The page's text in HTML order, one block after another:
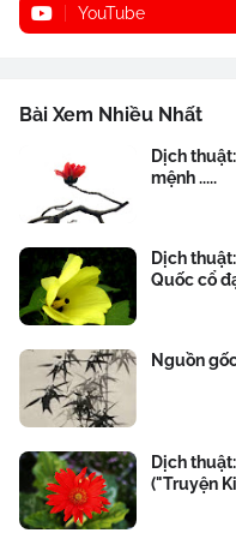
YouTube
Bài Xem Nhiều Nhất
Dịch
mệnh .....
Dịch
Quốc cổ
Nguồn
Dịch
("Truyện